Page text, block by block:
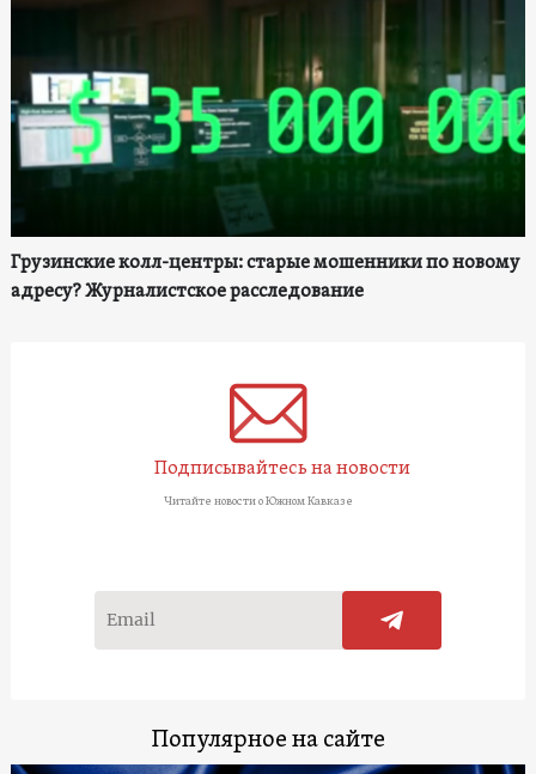
Грузинские колл-центры: старые мошенники по новому
адресу? Журналистское расследование
Подписывайтесь на новости
Читайте новости о Южном Кавказе
Популярное на сайте